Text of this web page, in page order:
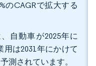
のCAGRで拡大する
自動車が2025年に
用は2031年にかけて
測されています。